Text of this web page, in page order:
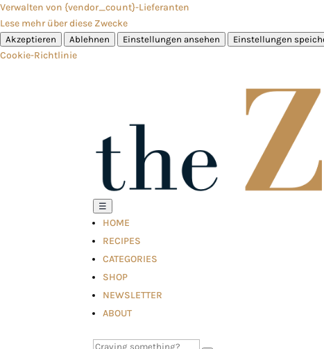
Verwalten von {vendor_count}-Lieferanten
Lese mehr über diese Zwecke
Akzeptieren Ablehnen Einstellungen ansehen Einstellungen
Cookie-Richtlinie
☰
HOME
RECIPES
CATEGORIES
SHOP
NEWSLETTER
ABOUT